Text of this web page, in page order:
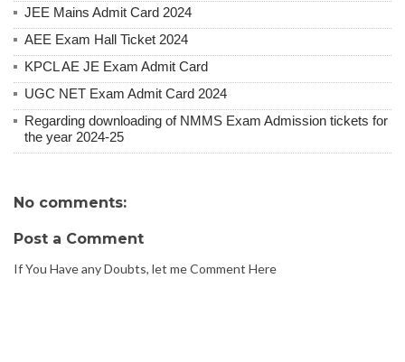
JEE Mains Admit Card 2024
AEE Exam Hall Ticket 2024
KPCL AE JE Exam Admit Card
UGC NET Exam Admit Card 2024
Regarding downloading of NMMS Exam Admission tickets for
the year 2024-25
No comments:
Post a Comment
If You Have any Doubts, let me Comment Here